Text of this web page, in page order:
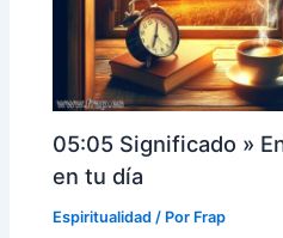
05:05 Significado »
en tu día
Espiritualidad / Por Frap